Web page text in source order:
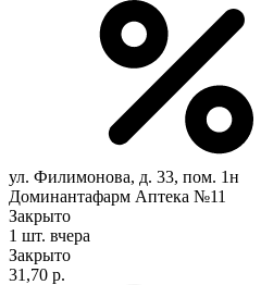
ул. Филимонова, д. 33, пом. 1н
Доминантафарм Аптека №11
Закрыто
1 шт. вчера
Закрыто
31,70 р.